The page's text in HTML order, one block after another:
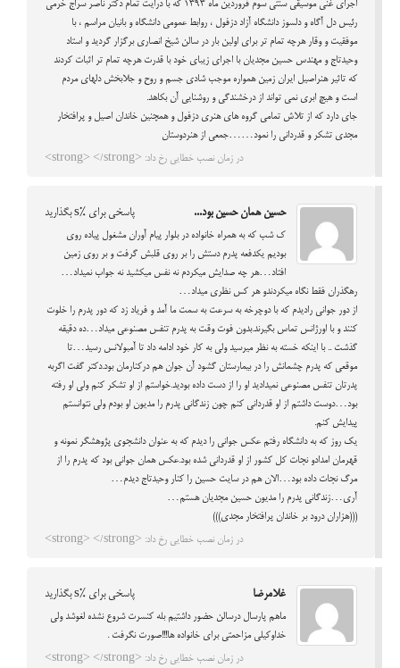
اجرای غنی موسیقی سنتی سوم فروردین ماه ۱۳۹۳ که با درایت تمام دکتر ناصر سراج خرمی
رئیس دل آگاه و دلسوز دانشگاه آزاد دزفول ، روابط عمومی دانشگاه و بانیان مراسم ، با
موفقیت و وقار هرچه تمام تر برای اولین بار در سالن شیخ انصاری برگزار گردید و استاد
وحیدتاج و مهندس حسین مجدیان با اجرای زیبای خود با قدرت هرچه تمام تر اثبات کردند
که تاثیر هنراصیل ایران زمین همواره موجب شادی جسم و روح و جلابخش دلهای مردم
است و هیچ ابری نمی تواند از درخشندگی و روشنایی آن بکاهد.
جای دارد که از تلاش تمامی گروه های هنری دزفول و همچنین خاندان اصیل و پرافتخار
مجدی تشکر و قدردانی را نمود……جمعی از هنردوستان
در زمان نصب خطایی رخ داد: <strong> </strong>
حسین همان حسین بود... پاسخی برای %s بگذارید
ک شب که به همراه خانواده در بلوار پیام آوران مشغول پیاده روی
بودیم یکدفعه پدرم دستش را بر روی قلبش گرفت و بر روی زمین
افتاد…هر چه صدایش میکردم نه نفس میکشید نه جواب نمیداد…
رهگذران فقط نگاه میکردندو هر کس نظری میداد…
از دور جوانی رادیدم که با دوچرخه به سرعت به سمت ما آمد و فریاد زد که دور پدرم را خلوت
کنند و با اورژانس تماس بگیرند.بدون فوت وقت به پدرم تنفس مصنوعی میداد…ده دقیقه
گذشت .. با اینکه خسته به نظر میرسید ولی به کار خود ادامه داد تا آمبولانس رسید…تا
موقعی که پدرم چشمانش را در بیمارستان گشود آن جوان هم درکنارمان بود.دکتر گفت اگربه
پدرتان تنفس مصنوعی نمیدادید او را از دست داده بودید.خواستم از او تشکر کنم ولی او رفته
بود…دوست داشتم از او قدردانی کنم چون زندگانی پدرم را مدیون او بودم ولی نتوانستم
پیدایش کنم.
یک روز که به دانشگاه رفتم عکس جوانی را دیدم که به عنوان دانشجوی پژوهشگر نمونه و
قهرمان امدادو نجات کل کشور از او قدردانی شده بود.عکس همان جوانی بود که پدرم را از
مرگ نجات داده بود…الان هم در سایت حسین را کنار وحیدتاج دیدم…
آری…زندگانی پدرم را مدیون حسین مجدیان هستم…
(((هزاران درود بر خاندان پرافتخار مجدی)))
در زمان نصب خطایی رخ داد: <strong> </strong>
غلامرضا پاسخی برای %s بگذارید
ماهم پارسال درسالن حضور داشتیم بله کنسرت شروع نشده لغوشد ولی
خداوکیلی مزاحمتی برای خانواده ها!!!صورت نگرفت .
در زمان نصب خطایی رخ داد: <strong> </strong>